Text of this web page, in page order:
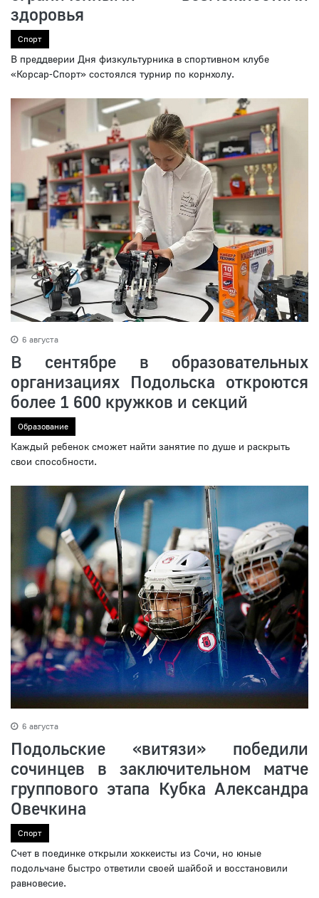
здоровья
Спорт
В преддверии Дня физкультурника в спортивном клубе
«Корсар-Спорт» состоялся турнир по корнхолу.
6 августа
В сентябре в образовательных
организациях Подольска откроются
более 1 600 кружков и секций
Образование
Каждый ребенок сможет найти занятие по душе и раскрыть
свои способности.
6 августа
Подольские «витязи» победили
сочинцев в заключительном матче
группового этапа Кубка Александра
Овечкина
Спорт
Счет в поединке открыли хоккеисты из Сочи, но юные
подольчане быстро ответили своей шайбой и восстановили
равновесие.